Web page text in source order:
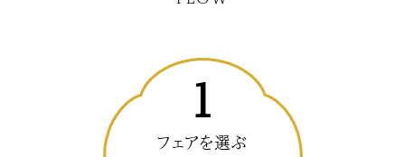
1
フェアを選ぶ